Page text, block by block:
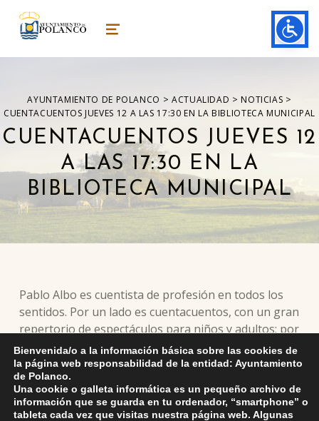
ayuntamiento de polanco
AYUNTAMIENTO DE POLANCO MENU
AYUNTAMIENTO DE POLANCO > ACTUALIDAD > NOTICIAS >
CUENTACUENTOS JUEVES 12 A LAS 17:30 EN LA BIBLIOTECA MUNICIPAL
CUENTACUENTOS JUEVES 12
A LAS 17:30 EN LA
BIBLIOTECA MUNICIPAL
Pablo Albo es cuentista de profesión en todos los
sentidos. Por un lado es cuentacuentos, con un gran
repertorio de espectáculos para niños y adultos; por
otro es un escritor con una gran trayectoria cuajada
de premios.
Bienvenida/o a la información básica sobre las cookies de
la página web responsabilidad de la entidad: Ayuntamiento
de Polanco.
Una cookie o galleta informática es un pequeño archivo de
información que se guarda en tu ordenador, “smartphone” o
tableta cada vez que visitas nuestra página web. Algunas